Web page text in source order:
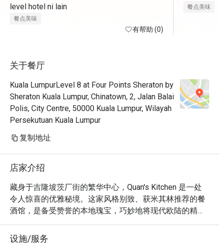
level hotel ni lain
餐点美味
有帮助 (0)
餐点美味
关于餐厅
Kuala LumpurLevel 8 at Four Points Sheraton by
Sheraton Kuala Lumpur, Chinatown, 2, Jalan Balai
Polis, City Centre, 50000 Kuala Lumpur, Wilayah
Persekutuan Kuala Lumpur
复制地址
店家介绍
藏身于吉隆坡茨厂街的繁华中心，Quan's Kitchen 是一处
令人惊喜的优雅秘境。这家风格别致、获米其林推荐的餐
酒馆，是备受赞誉的本地瑰宝，巧妙地将现代欧陆的精湛
厨艺与法式灵魂融为一体。踏入其中，街头的喧嚣瞬间褪
去，迎面而来的是柔和摇曳的灯光、用餐者愉悦的低语，
以及藏红花与香煎扇贝的迷人香气。这里是一处为寻求私
设施/服务